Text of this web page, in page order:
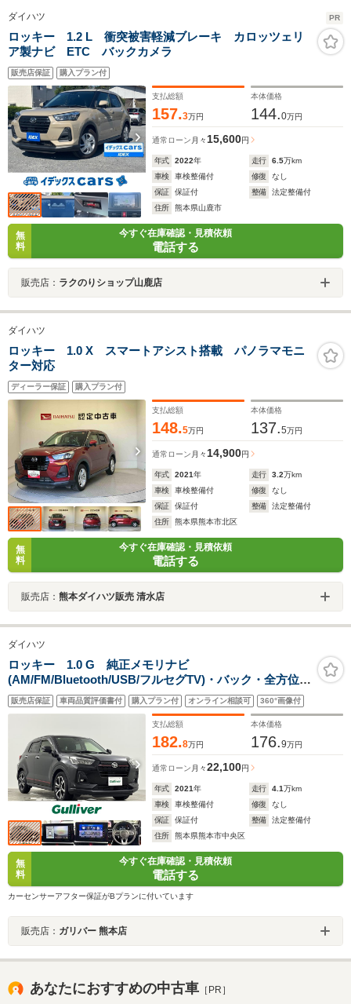
ダイハツ PR
ロッキー 1.2 L 衝突被害軽減ブレーキ カロッツェリ
ア製ナビ ETC バックカメラ
販売店保証 購入プラン付
支払総額
157.3万円
本体価格
144.0万円
通常ローン 月々15,600円
年式 2022年 走行 6.5万km
車検
車検整備付 修復
なし
保証
保証付 整備
法定整備付
住所
熊本県山鹿市
無
料
今すぐ在庫確認・見積依頼
電話する
販売店： ラクのりショップ山鹿店
ダイハツ
ロッキー 1.0 X スマートアシスト搭載 パノラマモニ
ター対応
ディーラー保証 購入プラン付
支払総額
148.5万円
本体価格
137.5万円
通常ローン 月々 14,900円
年式 2021年 走行 3.2万km
車検
車検整備付 修復
なし
保証
保証付 整備
法定整備付
住所
熊本県熊本市北区
無
料
今すぐ在庫確認・見積依頼
電話する
販売店： 熊本ダイハツ販売 清水店
ダイハツ
ロッキー 1.0 G 純正メモリナビ
(AM/FM/Bluetooth/USB/フルセグTV)・バック・全方位カ
メラ・先行車発進・衝突警報タイミング・アダプティブ
クルーズコントロール・ETC・純正17インチAW・前席シ
ートヒーター・オートライト
販売店保証 車両品質評価書付 購入プラン付 オンライン相談可 360°画像付
支払総額
182.8万円
本体価格
176.9万円
通常ローン 月々22,100円
年式 2021年 走行 4.1万km
車検
車検整備付 修復
なし
保証
保証付 整備
法定整備付
住所
熊本県熊本市中央区
無
料
今すぐ在庫確認・見積依頼
電話する
カーセンサーアフター保証がBプランに付いています
販売店： ガリバー 熊本店
あなたにおすすめの中古車 ［PR］